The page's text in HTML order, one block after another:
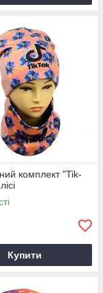
комплект "Tik-
Купити